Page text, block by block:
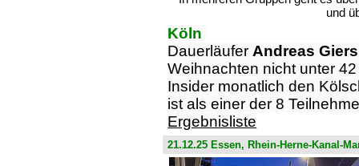
und
Köln
Dauerläufer Andreas
Weihnachten nicht unter
Insider monatlich den
ist als einer der 8
Ergebnisliste
21.12.25 Essen, Rhein-Herne-Kanal-